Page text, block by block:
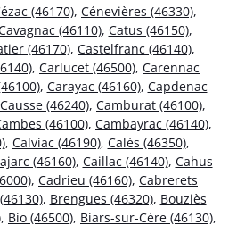
(46170), Cénevières (46330),
(46110), Catus (46150),
(46170), Castelfranc (46140),
, Carlucet (46500), Carennac
, Carayac (46160), Capdenac
(46240), Camburat (46100),
(46100), Cambayrac (46140),
, Calviac (46190), Calès (46350),
(46160), Caillac (46140), Cahus
, Cadrieu (46160), Cabrerets
, Brengues (46320), Bouziès
, Bio (46500), Biars-sur-Cère (46130),